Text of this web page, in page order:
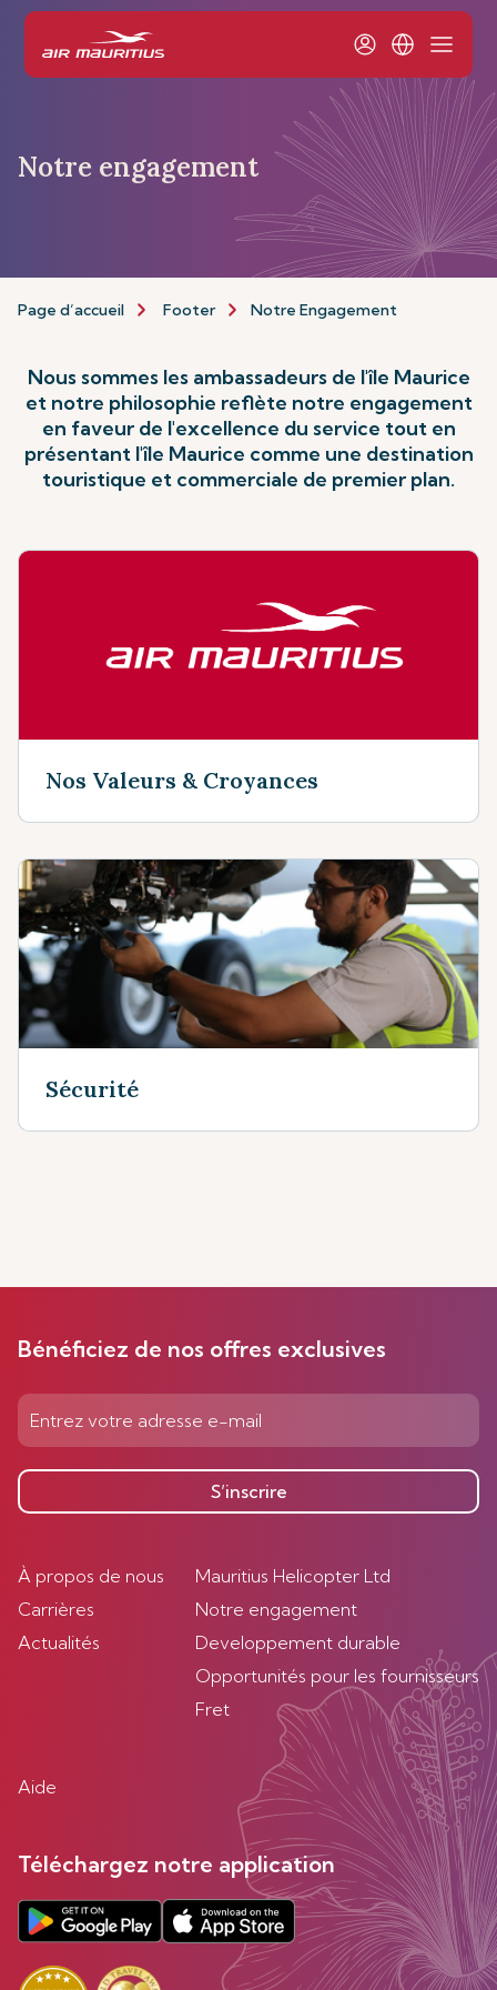
Notre engagement
Page d’accueil Footer Notre Engagement
Nous sommes les ambassadeurs de l'île Maurice
et notre philosophie reflète notre engagement
en faveur de l'excellence du service tout en
présentant l'île Maurice comme une destination
touristique et commerciale de premier plan.
Nos Valeurs & Croyances
Sécurité
Bénéficiez de nos offres exclusives
S’inscrire
À propos de nous
Carrières
Actualités
Mauritius Helicopter Ltd
Notre engagement
Developpement durable
Opportunités pour les fournisseurs
Fret
Aide
Téléchargez notre application